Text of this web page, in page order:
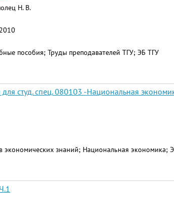
Н. В.
пособия; Труды преподавателей ТГУ; ЭБ ТГУ
студ. спец. 080103 -Национальная
знаний; Национальная экономика;